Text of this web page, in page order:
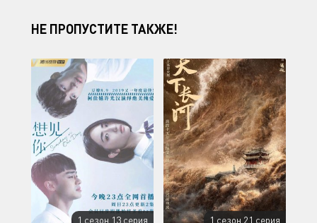
НЕ ПРОПУСТИТЕ ТАКЖЕ!
1 сезон 13 серия 1 сезон 21 серия